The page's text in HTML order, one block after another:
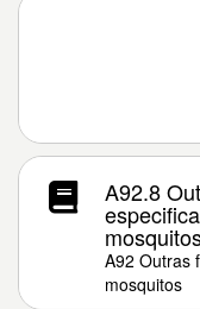
A92.8
A92 Outras
mosquitos